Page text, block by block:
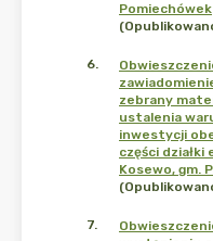
Pomiechówek
6.
zebrany
ustalenia
inwestycji
części działki
Kosewo, gm.
7.